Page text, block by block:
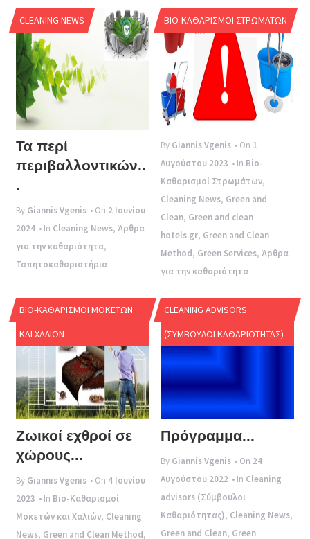
CLEANING NEWS
Τα περί
περιβαλλοντικών..
.
By Giannis Vgenis • On 2 Ιουνίου
2024 • In Cleaning News,Άρθρα
για την καθαριότητα,
Ταπητοκαθαριστήρια
BIO-ΚΑΘΑΡΙΣΜΟΊ ΣΤΡΩΜΆΤΩΝ
By Giannis Vgenis • On 1
Αυγούστου 2023 • In Bio-
Καθαρισμοί Στρωμάτων,
Cleaning News, Green and
Clean, Green and clean
hotels.gr, Green and Clean
Method, Green Services,Άρθρα
για την καθαριότητα
BIO-ΚΑΘΑΡΙΣΜΟΊ ΜΟΚΕΤΏΝ
ΚΑΙ ΧΑΛΙΏΝ
Ζωικοί εχθροί σε
χώρους...
By Giannis Vgenis • On 4 Ιουνίου
2023 • In Bio-Καθαρισμοί
Μοκετών και Χαλιών, Cleaning
News, Green and Clean Method,
CLEANING ADVISORS
(ΣΎΜΒΟΥΛΟΙ ΚΑΘΑΡΙΌΤΗΤΑΣ)
Πρόγραμμα...
By Giannis Vgenis • On 24
Αυγούστου 2022 • In Cleaning
advisors (Σύμβουλοι
Καθαριότητας), Cleaning News,
Green and Clean, Green